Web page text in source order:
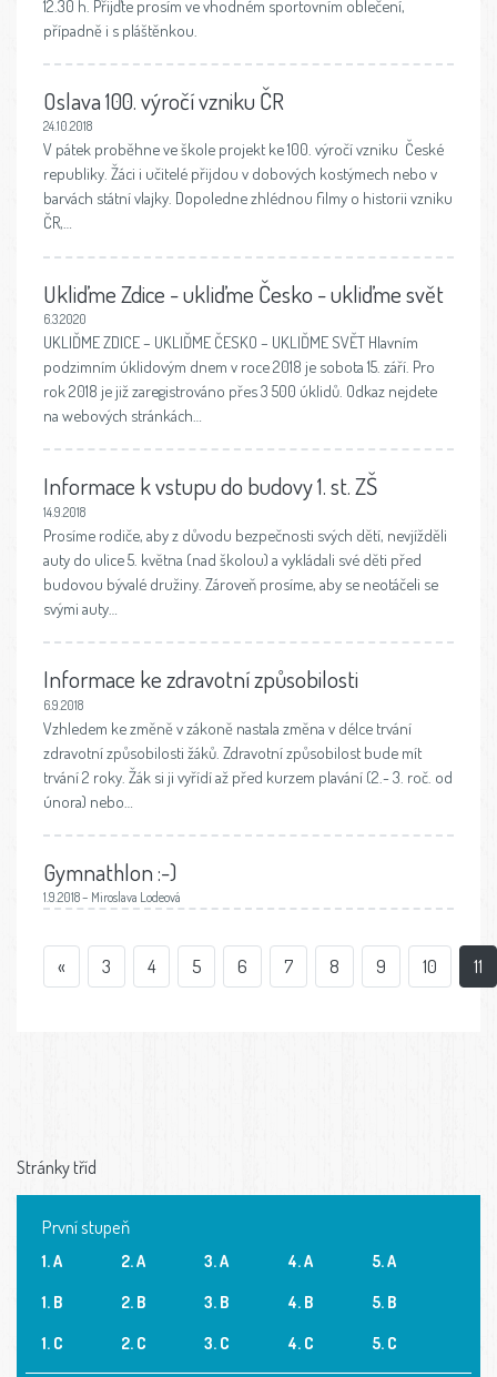
12.30 h. Přijďte prosím ve vhodném sportovním oblečení,
případně i s pláštěnkou.
Oslava 100. výročí vzniku ČR
24.10.2018
V pátek proběhne ve škole projekt ke 100. výročí vzniku České
republiky. Žáci i učitelé přijdou v dobových kostýmech nebo v
barvách státní vlajky. Dopoledne zhlédnou filmy o historii vzniku
ČR,…
Ukliďme Zdice - ukliďme Česko - ukliďme svět
6.3.2020
UKLIĎME ZDICE – UKLIĎME ČESKO – UKLIĎME SVĚT Hlavním
podzimním úklidovým dnem v roce 2018 je sobota 15. září. Pro
rok 2018 je již zaregistrováno přes 3 500 úklidů. Odkaz nejdete
na webových stránkách…
Informace k vstupu do budovy 1. st. ZŠ
14.9.2018
Prosíme rodiče, aby z důvodu bezpečnosti svých dětí, nevjížděli
auty do ulice 5. května (nad školou) a vykládali své děti před
budovou bývalé družiny. Zároveň prosíme, aby se neotáčeli se
svými auty…
Informace ke zdravotní způsobilosti
6.9.2018
Vzhledem ke změně v zákoně nastala změna v délce trvání
zdravotní způsobilosti žáků. Zdravotní způsobilost bude mít
trvání 2 roky. Žák si ji vyřídí až před kurzem plavání (2.- 3. roč. od
února) nebo…
Gymnathlon :-)
1.9.2018 – Miroslava Lodeová
« 3 4 5 6 7 8 9 10 11
Stránky tříd
První stupeň
1. A
1. B
1. C
2. A
2. B
2. C
3. A
3. B
3. C
4. A
4. B
4. C
5. A
5. B
5. C